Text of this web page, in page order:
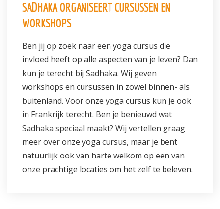
Inschrijven
SADHAKA ORGANISEERT CURSUSSEN EN
WORKSHOPS
Ben jij op zoek naar een yoga cursus die
invloed heeft op alle aspecten van je leven? Dan
kun je terecht bij Sadhaka. Wij geven
workshops en cursussen in zowel binnen- als
buitenland. Voor onze yoga cursus kun je ook
in Frankrijk terecht. Ben je benieuwd wat
Sadhaka speciaal maakt? Wij vertellen graag
meer over onze yoga cursus, maar je bent
natuurlijk ook van harte welkom op een van
onze prachtige locaties om het zelf te beleven.